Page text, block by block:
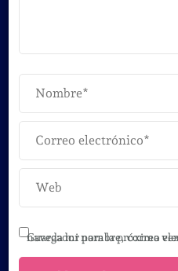
Guarda mi nombre, correo electrónico y web en este navegador